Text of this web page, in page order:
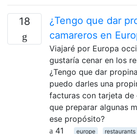
18
¿Tengo que dar
camareros en
Viajaré por Europa
gustaría cenar en los
¿Tengo que dar
puedo darles una
facturas con tarjeta de
que preparar algunas
ese propósito?
41
europe restaurants